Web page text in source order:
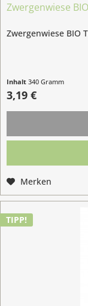
Zwergenwiese
Zwergenwiese BIO
Inhalt340 Gramm
(0,94 € / 100 Gramm)
3,19 €
Merken
TIPP!